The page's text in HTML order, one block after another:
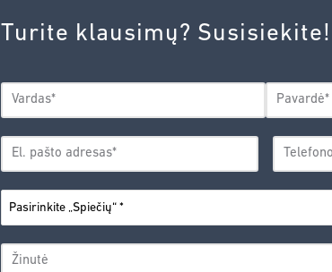
Turite klausimų? Susisiekite!
VARDAS
EL.
ADRESAS*
TELEFONO
NUMERIS*
PASIRINKITE
„SPIEČIŲ“*
ŽINUTĖ